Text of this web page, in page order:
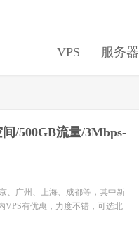
VPS 服务器
/500GB流量/3Mbps-
、广州、上海、成都等，其中新
VPS有优惠，力度不错，可选北